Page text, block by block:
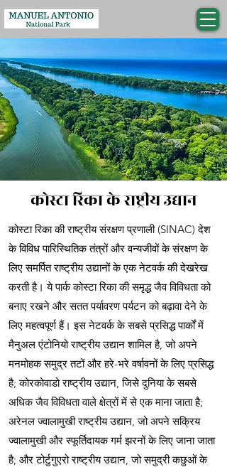
कोस्टा रिका के राष्ट्रीय उद्यान
कोस्टा रिका की राष्ट्रीय संरक्षण प्रणाली (SINAC) देश
के विविध पारिस्थितिक तंत्रों और वन्यजीवों के संरक्षण के
लिए समर्पित राष्ट्रीय उद्यानों के एक नेटवर्क की देखरेख
करती है। ये पार्क कोस्टा रिका की समृद्ध जैव विविधता को
बनाए रखने और सतत पर्यावरण पर्यटन को बढ़ावा देने के
लिए महत्वपूर्ण हैं। इस नेटवर्क के सबसे प्रसिद्ध पार्कों में
मैनुअल एंटोनियो राष्ट्रीय उद्यान शामिल है, जो अपने
मनमोहक समुद्र तटों और हरे-भरे वर्षावनों के लिए प्रसिद्ध
है; कोरकोवाडो राष्ट्रीय उद्यान, जिसे दुनिया के सबसे
अधिक जैव विविधता वाले क्षेत्रों में से एक माना जाता है;
अरेनल ज्वालामुखी राष्ट्रीय उद्यान, जो अपने सक्रिय
ज्वालामुखी और स्फूर्तिदायक गर्म झरनों के लिए जाना जाता
है; और टोर्टुगुएरो राष्ट्रीय उद्यान, जो समुद्री कछुओं के